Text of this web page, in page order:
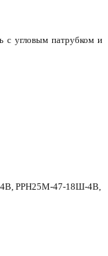
с угловым патрубком и
РРН25М-47-18Ш-4В,